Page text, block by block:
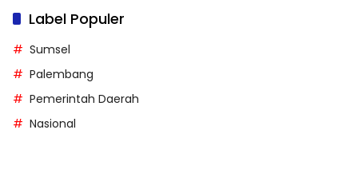
Label Populer
Sumsel
Palembang
Pemerintah Daerah
Nasional